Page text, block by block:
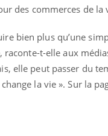
des commerces de
bien plus qu’une
t-elle aux
elle peut passer du
la vie ». Sur la